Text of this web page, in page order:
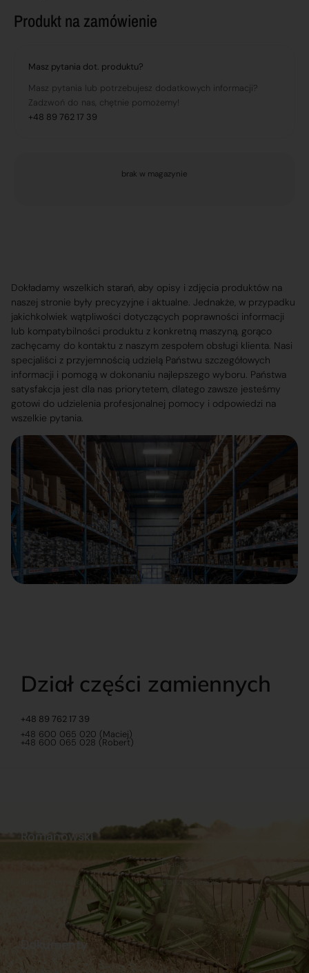
Produkt na zamówienie
Masz pytania dot. produktu?
Masz pytania lub potrzebujesz dodatkowych informacji?
Zadzwoń do nas, chętnie pomożemy!
+48 89 762 17 39
brak w magazynie
Dokładamy wszelkich starań, aby opisy i zdjęcia produktów na
naszej stronie były precyzyjne i aktualne. Jednakże, w przypadku
jakichkolwiek wątpliwości dotyczących poprawności informacji
lub kompatybilności produktu z konkretną maszyną, gorąco
zachęcamy do kontaktu z naszym zespołem obsługi klienta. Nasi
specjaliści z przyjemnością udzielą Państwu szczegółowych
informacji i pomogą w dokonaniu najlepszego wyboru. Państwa
satysfakcja jest dla nas priorytetem, dlatego zawsze jesteśmy
gotowi do udzielenia profesjonalnej pomocy i odpowiedzi na
wszelkie pytania.
Dział części zamiennych
+48 89 762 17 39
+48 600 065 020 (Maciej)
+48 600 065 028 (Robert)
Dokumenty
Romanowski
Sklep internetowy
Praca
Ubezpieczenia